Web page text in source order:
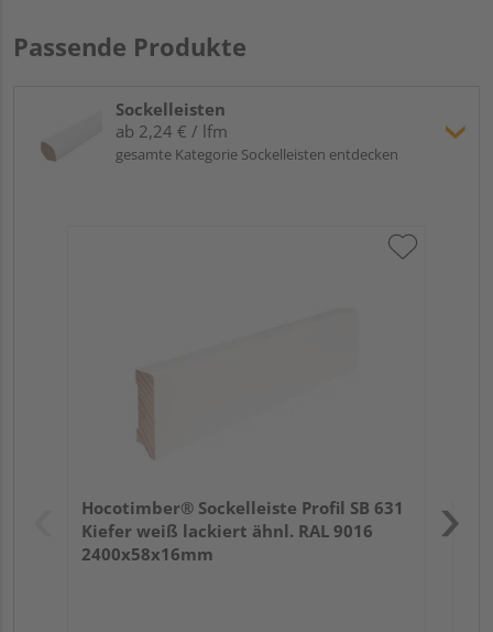
Passende Produkte
Sockelleisten
ab 2,24 € / lfm
gesamte Kategorie Sockelleisten entdecken
Hocotimber® Sockelleiste Profil SB 631
Kiefer weiß lackiert ähnl. RAL 9016
2400x58x16mm